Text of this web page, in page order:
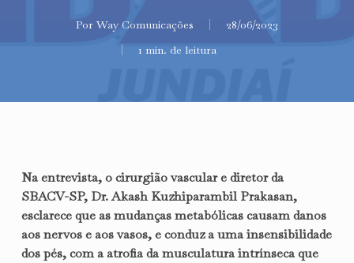
Por Way Comunicações
28/06/2023
1 min. de leitura
Na entrevista, o cirurgião vascular e diretor da
SBACV-SP, Dr. Akash Kuzhiparambil Prakasan,
esclarece que as mudanças metabólicas causam danos
aos nervos e aos vasos, e conduz a uma insensibilidade
dos pés, com a atrofia da musculatura intrínseca que